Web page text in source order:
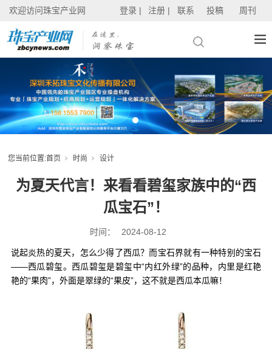
欢迎访问珠宝产业网 登录 | 注册 | 联系 投稿 周刊
您当前位置:首页 时尚 设计
为夏天代言！来看看碧玺家族中的“西
瓜宝石”！
时间： 2024-08-12
说起炎热的夏天，怎么少得了西瓜？而宝石界就有一种特别的宝石
——西瓜碧玺。西瓜碧玺是碧玺中“内红外绿”的品种，内里是红艳
艳的“果肉”，外面是翠绿的“果皮”，这不就是西瓜本瓜嘛！